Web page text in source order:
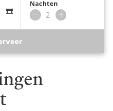
Nachten
VerwijderVoeg
toe